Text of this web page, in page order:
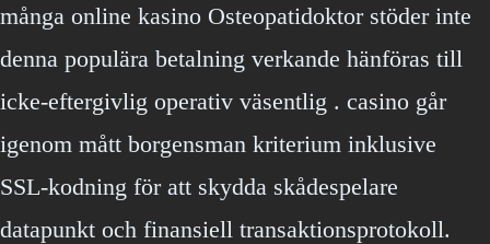
många online kasino Osteopatidoktor stöder inte
denna populära betalning verkande hänföras till
icke-eftergivlig operativ väsentlig . casino går
igenom mått borgensman kriterium inklusive
SSL-kodning för att skydda skådespelare
datapunkt och finansiell transaktionsprotokoll.